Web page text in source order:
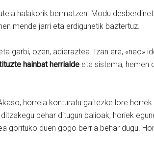
halakorik bermatzen. Modu
mende jarri eta erdigunetik baztertuz.
garbi, ozen, adieraztea. Izan ere, «neo»
hainbat herrialde eta sistema, hemen
horrela konturatu gaitezke lore
behar ditugun balioak, horiek
gorituko duen gogo berria behar dugu.